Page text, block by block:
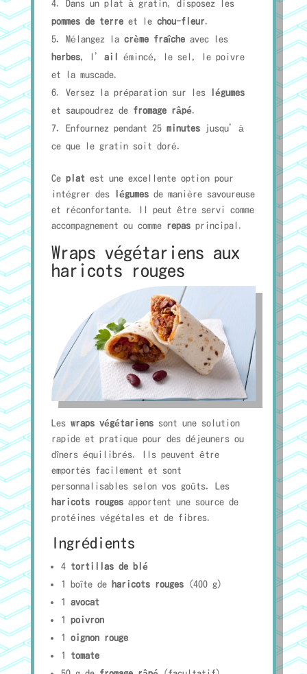
Dans un plat à gratin, disposez les
pommes de terreet le chou-fleur.
Mélangez la crème fraîcheavec les
herbes, l’ ail
émincé, le sel, le poivre
et la muscade.
Versez la préparation sur les
légumes
et saupoudrez de fromage râpé.
Enfournez pendant 25 minutesjusqu’à
ce que le gratin soit doré.
Ce platest une excellente option pour
intégrer des
légumesde manière savoureuse
et réconfortante. Il peut être servi comme
accompagnement ou comme repasprincipal.
Wraps végétariens aux
haricots rouges
Les wraps végétarienssont une solution
rapide et pratique pour des déjeuners ou
dîners équilibrés. Ils peuvent être
emportés facilement et sont
personnalisables selon vos goûts. Les
haricots rougesapportent une source de
protéines végétales et de fibres.
Ingrédients
4 tortillas de blé
1 boîte de
haricots rouges(400 g)
1 avocat
1 poivron
1 oignon rouge
1 tomate